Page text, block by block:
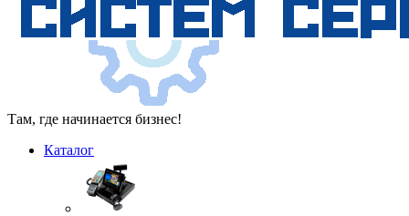
Там, где начинается бизнес!
Каталог